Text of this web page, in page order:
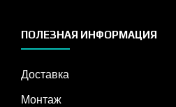
ПОЛЕЗНАЯ ИНФОРМАЦИЯ
Доставка
Монтаж